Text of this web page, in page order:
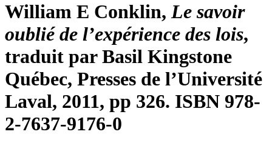
William E Conklin, Le savoir
oublié de l’expérience des lois,
traduit par Basil Kingstone
Québec, Presses de l’Université
Laval, 2011, pp 326. ISBN 978-
2-7637-9176-0